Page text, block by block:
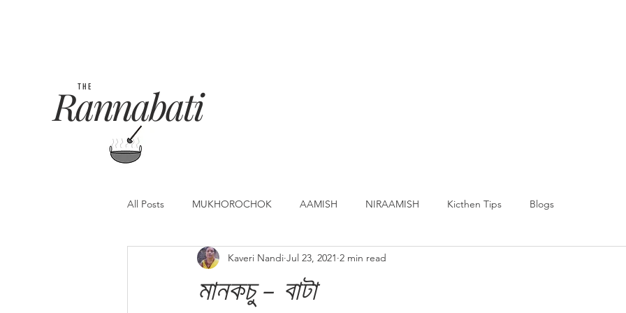
Rannabati
THE
All Posts MUKHOROCHOK AAMISH NIRAAMISH Kicthen Tips Blogs
মানকচু - বাটা
Kaveri Nandi Jul 23, 2021 2 min read